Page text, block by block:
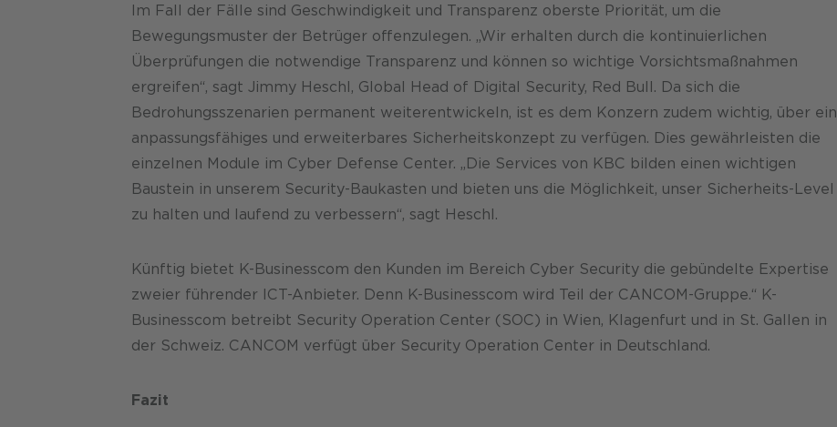
Im Fall der Fälle sind Geschwindigkeit und Transparenz oberste Priorität, um die
Bewegungsmuster der Betrüger offenzulegen. „Wir erhalten durch die kontinuierlichen
Überprüfungen die notwendige Transparenz und können so wichtige Vorsichtsmaßnahmen
ergreifen“, sagt Jimmy Heschl, Global Head of Digital Security, Red Bull. Da sich die
Bedrohungsszenarien permanent weiterentwickeln, ist es dem Konzern zudem wichtig, über ein
anpassungsfähiges und erweiterbares Sicherheitskonzept zu verfügen. Dies gewährleisten die
einzelnen Module im Cyber Defense Center. „Die Services von KBC bilden einen wichtigen
Baustein in unserem Security-Baukasten und bieten uns die Möglichkeit, unser Sicherheits-Level
zu halten und laufend zu verbessern“, sagt Heschl.
Künftig bietet K-Businesscom den Kunden im Bereich Cyber Security die gebündelte Expertise
zweier führender ICT-Anbieter. Denn K-Businesscom wird Teil der CANCOM-Gruppe.“ K-
Businesscom betreibt Security Operation Center (SOC) in Wien, Klagenfurt und in St. Gallen in
der Schweiz. CANCOM verfügt über Security Operation Center in Deutschland.
Fazit